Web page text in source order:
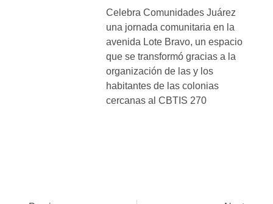
Celebra Comunidades Juárez
una jornada comunitaria en la
avenida Lote Bravo, un espacio
que se transformó gracias a la
organización de las y los
habitantes de las colonias
cercanas al CBTIS 270